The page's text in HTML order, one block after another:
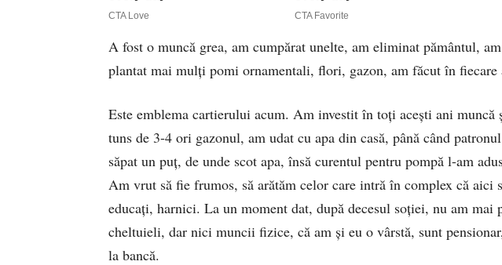
A fost o muncă grea, am cumpărat unelte, am eliminat pământul,
plantat mai mulţi pomi ornamentali, flori, gazon, am făcut în fiecare
Este emblema cartierului acum. Am investit în toţi aceşti ani muncă
tuns de 3-4 ori gazonul, am udat cu apa din casă, până când
săpat un puţ, de unde scot apa, însă curentul pentru pompă l-am
Am vrut să fie frumos, să arătăm celor care intră în complex că aici
educaţi, harnici. La un moment dat, după decesul soţiei, nu am mai
cheltuieli, dar nici muncii fizice, că am şi eu o vârstă, sunt
la bancă.